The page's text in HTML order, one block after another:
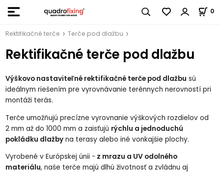
0
Rektifikačné terče Terče pod dlažbu
Rektifikačné terče pod dlažbu
Výškovo nastaviteľné rektifikačné terče pod dlažbu sú
ideálnym riešením pre vyrovnávanie terénnych nerovností pri
montáži terás.
Terče umožňujú precízne vyrovnanie výškových rozdielov od
2 mm až do 1000 mm a zaisťujú rýchlu a jednoduchú
pokládku dlažby na terasy alebo iné vonkajšie plochy.
Vyrobené v Európskej únii - z mrazu a UV odolného
materiálu, naše terče majú dlhú životnosť a zvládnu aj